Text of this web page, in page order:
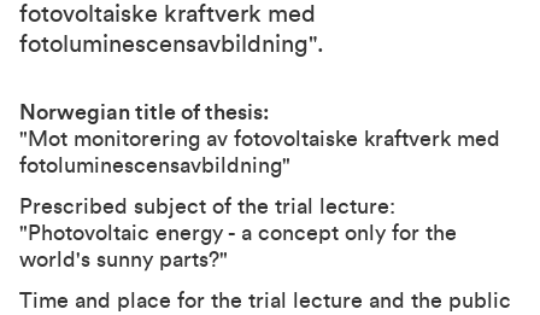
fotovoltaiske kraftverk med
fotoluminescensavbildning".
Norwegian title of thesis:
"Mot monitorering av fotovoltaiske kraftverk med
fotoluminescensavbildning"
Prescribed subject of the trial lecture:
"Photovoltaic energy - a concept only for the
world's sunny parts?"
Time and place for the trial lecture and the public